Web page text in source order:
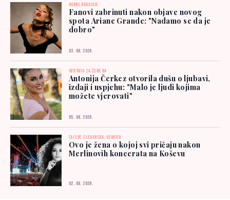
BURNE REAKCIJE
Fanovi zabrinuti nakon objave novog
spota Ariane Grande: "Nadamo se da je
dobro"
03. 08. 2026.
INTERVJU ZA ŽENE.BA
Antonija Čerkez otvorila dušu o ljubavi,
izdaji i uspjehu: "Malo je ljudi kojima
možete vjerovati"
05. 08. 2026.
TALENT, ELEGANCIJA, OSMIJEH
Ovo je žena o kojoj svi pričaju nakon
Merlinovih koncerata na Koševu
02. 08. 2026.